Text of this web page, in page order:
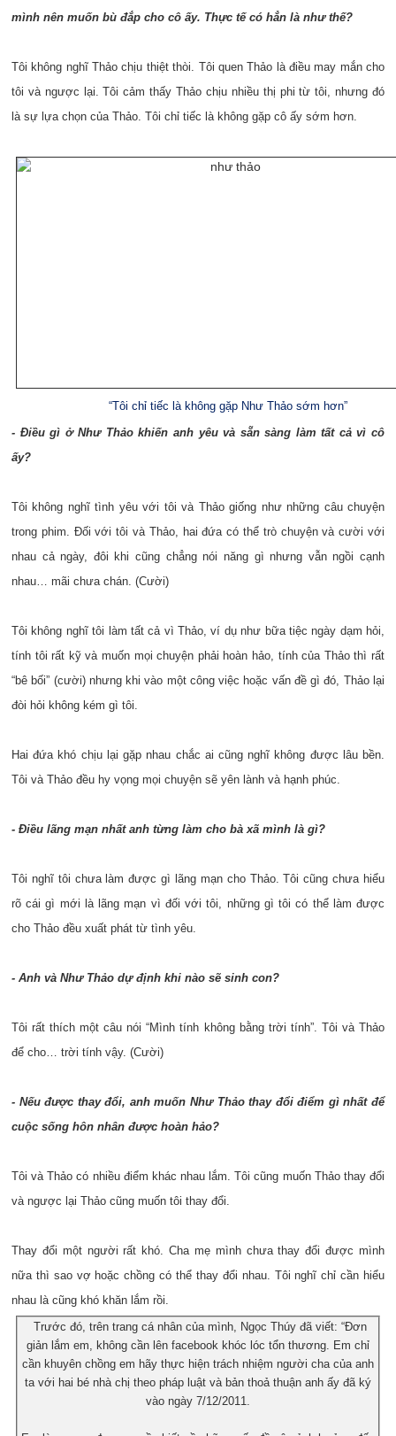
mình nên muốn bù đắp cho cô ấy. Thực tế có hẳn là như thế?
Tôi không nghĩ Thảo chịu thiệt thòi. Tôi quen Thảo là điều may mắn cho
tôi và ngược lại. Tôi cảm thấy Thảo chịu nhiều thị phi từ tôi, nhưng đó
là sự lựa chọn của Thảo. Tôi chỉ tiếc là không gặp cô ấy sớm hơn.
“Tôi chỉ tiếc là không gặp Như Thảo sớm hơn”
- Điều gì ở Như Thảo khiến anh yêu và sẵn sàng làm tất cả vì cô
ấy?
Tôi không nghĩ tình yêu với tôi và Thảo giống như những câu chuyện
trong phim. Đối với tôi và Thảo, hai đứa có thể trò chuyện và cười với
nhau cả ngày, đôi khi cũng chẳng nói năng gì nhưng vẫn ngồi cạnh
nhau… mãi chưa chán. (Cười)
Tôi không nghĩ tôi làm tất cả vì Thảo, ví dụ như bữa tiệc ngày dạm hỏi,
tính tôi rất kỹ và muốn mọi chuyện phải hoàn hảo, tính của Thảo thì rất
“bê bối” (cười) nhưng khi vào một công việc hoặc vấn đề gì đó, Thảo lại
đòi hỏi không kém gì tôi.
Hai đứa khó chịu lại gặp nhau chắc ai cũng nghĩ không được lâu bền.
Tôi và Thảo đều hy vọng mọi chuyện sẽ yên lành và hạnh phúc.
- Điều lãng mạn nhất anh từng làm cho bà xã mình là gì?
Tôi nghĩ tôi chưa làm được gì lãng mạn cho Thảo. Tôi cũng chưa hiểu
rõ cái gì mới là lãng mạn vì đối với tôi, những gì tôi có thể làm được
cho Thảo đều xuất phát từ tình yêu.
- Anh và Như Thảo dự định khi nào sẽ sinh con?
Tôi rất thích một câu nói “Mình tính không bằng trời tính”. Tôi và Thảo
để cho… trời tính vậy. (Cười)
- Nếu được thay đổi, anh muốn Như Thảo thay đổi điểm gì nhất để
cuộc sống hôn nhân được hoàn hảo?
Tôi và Thảo có nhiều điểm khác nhau lắm. Tôi cũng muốn Thảo thay đổi
và ngược lại Thảo cũng muốn tôi thay đổi.
Thay đổi một người rất khó. Cha mẹ mình chưa thay đổi được mình
nữa thì sao vợ hoặc chồng có thể thay đổi nhau. Tôi nghĩ chỉ cần hiểu
nhau là cũng khó khăn lắm rồi.
Trước đó, trên trang cá nhân của mình, Ngọc Thúy đã viết: “Đơn
giản lắm em, không cần lên facebook khóc lóc tổn thương. Em chỉ
cần khuyên chồng em hãy thực hiện trách nhiệm người cha của anh
ta với hai bé nhà chị theo pháp luật và bản thoả thuận anh ấy đã ký
vào ngày 7/12/2011.